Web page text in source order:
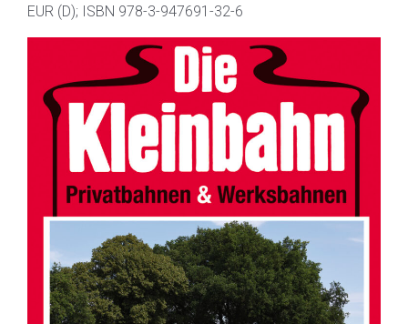
EUR (D); ISBN 978-3-947691-32-6